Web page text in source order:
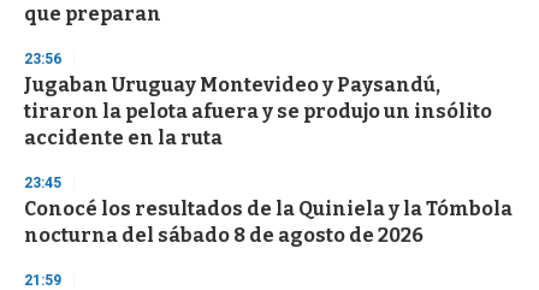
que preparan
23:56
Jugaban Uruguay Montevideo y Paysandú,
tiraron la pelota afuera y se produjo un insólito
accidente en la ruta
23:45
Conocé los resultados de la Quiniela y la Tómbola
nocturna del sábado 8 de agosto de 2026
21:59